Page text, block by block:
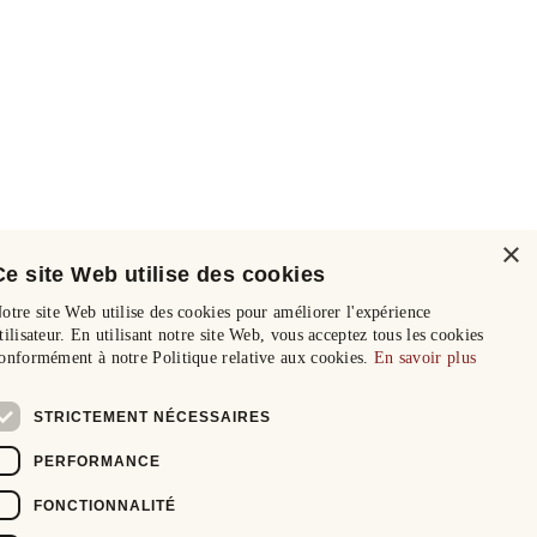
×
site Web utilise des cookies
site Web utilise des cookies pour améliorer l'expérience
En utilisant notre site Web, vous acceptez tous les cookies
à notre Politique relative aux cookies. En savoir plus
STRICTEMENT NÉCESSAIRES
PERFORMANCE
FONCTIONNALITÉ